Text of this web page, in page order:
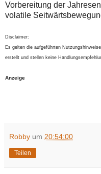
Vorbereitung der
volatile
Disclaimer:
Es gelten die aufgeführten
erstellt und stellen keine
Anzeige
Robby um 20:54:00
Teilen